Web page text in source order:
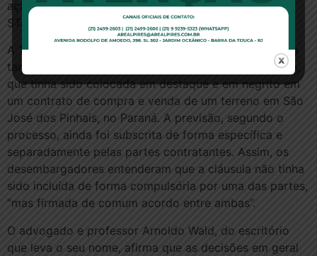
ação foi extinta. O caso ainda chegou a subir para o
STJ, mas as partes fecharam um acordo.
A 12ª Câmara Cível do Tribunal de Justiça paranaense
também foi unânime ao manter a validade da cláusula,
que tinha sido colocada em destaque e em negrito em
um contrato de compra e venda de um terreno em São
José dos Pinhais, no Paraná. A previsão, segundo o
processo, ainda foi subscrita de forma específica e
separadamente pelas partes contratantes. Assim, os
desembargadores entenderam que a cláusula não tinha
sido incluída de forma compulsória por uma das partes,
“mas firmada de comum acordo entre ambas”.
O advogado e professor Arnoldo Wald, do escritório
que leva o seu nome, afirma que as decisões em geral